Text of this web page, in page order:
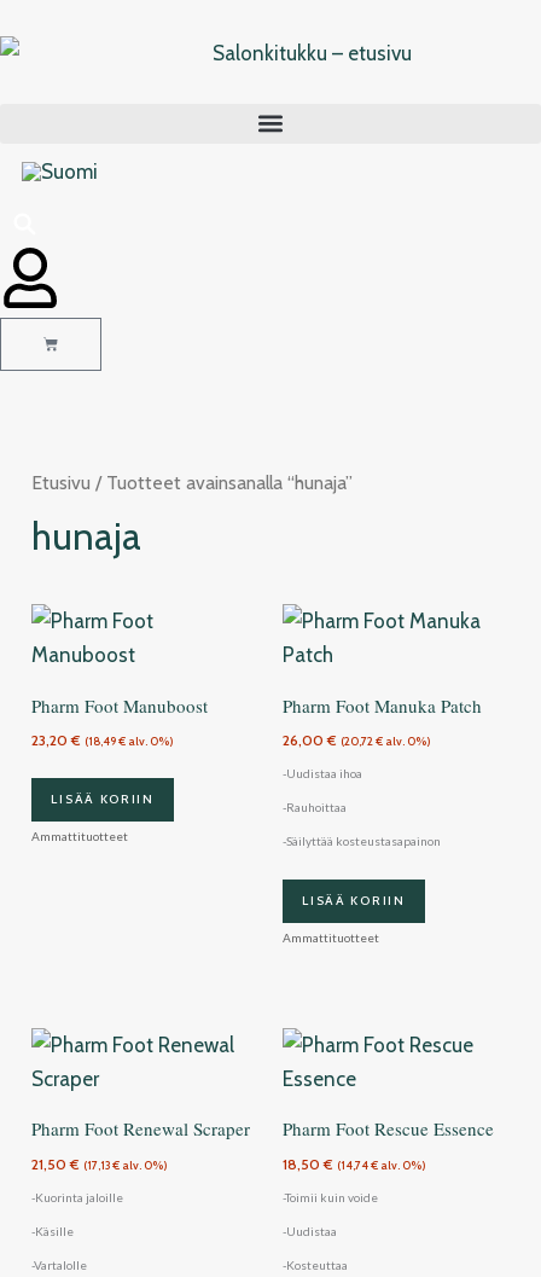
sisältöön
Cart
Etusivu / Tuotteet avainsanalla “hunaja”
hunaja
Pharm Foot Manuboost
23,20€ (18,49€ alv. 0%)
LISÄÄ KORIIN
Ammattituotteet
Pharm Foot Manuka Patch
26,00€ (20,72€ alv. 0%)
-Uudistaa ihoa
-Rauhoittaa
-Säilyttää kosteustasapainon
LISÄÄ KORIIN
Ammattituotteet
Pharm Foot Renewal Scraper
21,50€ (17,13€ alv. 0%)
-Kuorinta jaloille
-Käsille
-Vartalolle
Pharm Foot Rescue Essence
18,50€ (14,74€ alv. 0%)
-Toimii kuin voide
-Uudistaa
-Kosteuttaa